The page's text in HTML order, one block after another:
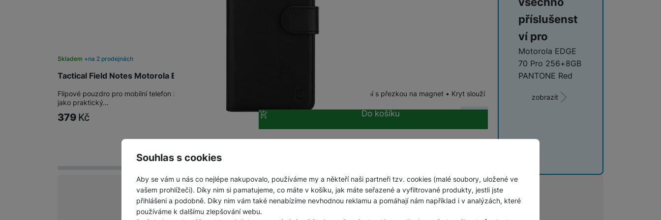
Souhlas s cookies
Aby se vám u nás co nejlépe nakupovalo, používáme my a někteří naši partneři tzv. cookies (malé soubory, uložené ve
vašem prohlížeči). Díky nim si pamatujeme, co máte v košíku, jak máte seřazené a vyfiltrované produkty, jestli jste
přihlášeni a podobně. Díky nim vám také nenabízíme nevhodnou reklamu a pomáhají nám například i v analýzách, které
používáme k dalšímu zlepšování webu.
Tactical Field Notes Motorola Edge 70 Pro Black
Skladem na 2 prodejnách
Flipové pouzdro pro mobilní telefon z kvalitní PU kůže • Vnitřní vanička z pružného TPU • Zavírání s přezkou na magnet • Kryt slouží
jako praktický…
379 Kč Do košíku
příslušenst
ví pro
Motorola EDGE
70 Pro 256+8GB
PANTONE Red
zobrazit